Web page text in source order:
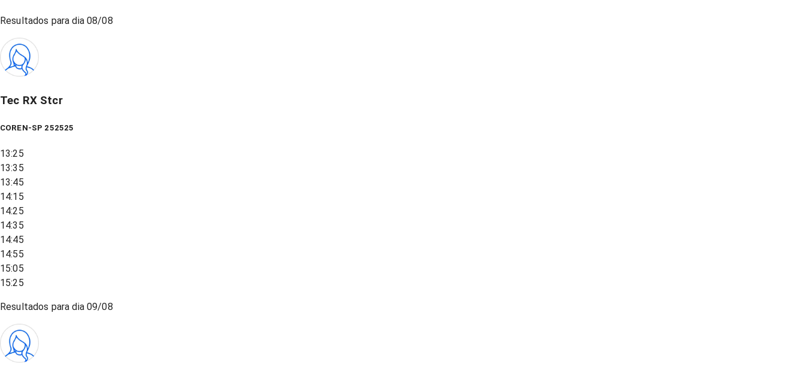
Resultados para dia 08/08
Tec RX Stcr
COREN-SP 252525
13:25
13:35
13:45
14:15
14:25
14:35
14:45
14:55
15:05
15:25
Resultados para dia09/08